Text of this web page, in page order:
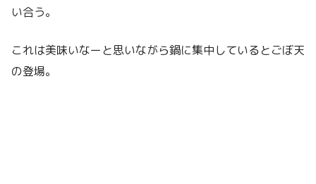
い合う。
これは美味いなーと思いながら鍋に集中しているとごぼ天
の登場。